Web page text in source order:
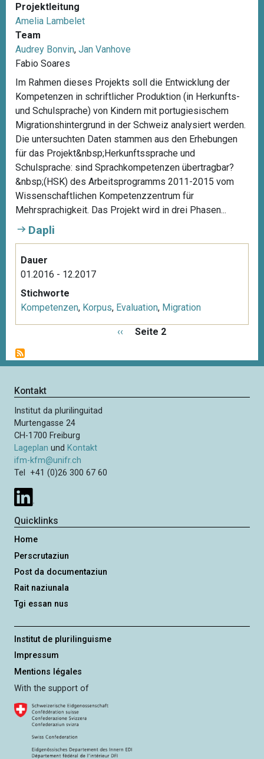
Projektleitung
Amelia Lambelet
Team
Audrey Bonvin, Jan Vanhove
Fabio Soares
Im Rahmen dieses Projekts soll die Entwicklung der
Kompetenzen in schriftlicher Produktion (in Herkunfts-
und Schulsprache) von Kindern mit portugiesischem
Migrationshintergrund in der Schweiz analysiert werden.
Die untersuchten Daten stammen aus den Erhebungen
für das Projekt&nbsp;Herkunftssprache und
Schulsprache: sind Sprachkompetenzen übertragbar?
&nbsp;(HSK) des Arbeitsprogramms 2011-2015 vom
Wissenschaftlichen Kompetenzzentrum für
Mehrsprachigkeit. Das Projekt wird in drei Phasen...
Dapli
Dauer
01.2016 - 12.2017
Stichworte
Kompetenzen, Korpus, Evaluation, Migration
i
t
n
n
u
m
m
e
r
i
u
n
g
V
r
‹‹ Seite 2
Kontakt
Institut da plurilinguitad
Murtengasse 24
CH-1700 Freiburg
Lageplan und Kontakt
ifm-kfm@unifr.ch
Tel +41 (0)26 300 67 60
Quicklinks
Home
Perscrutaziun
Post da documentaziun
Rait naziunala
Tgi essan nus
Institut de plurilinguisme
Impressum
Mentions légales
With the support of